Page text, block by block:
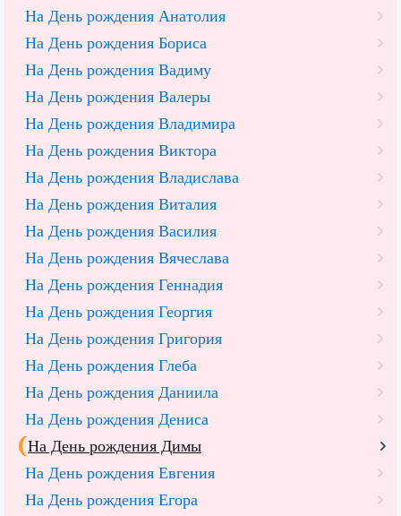
На День рождения Анатолия
На День рождения Бориса
На День рождения Вадиму
На День рождения Валеры
На День рождения Владимира
На День рождения Виктора
На День рождения Владислава
На День рождения Виталия
На День рождения Василия
На День рождения Вячеслава
На День рождения Геннадия
На День рождения Георгия
На День рождения Григория
На День рождения Глеба
На День рождения Даниила
На День рождения Дениса
На День рождения Димы
На День рождения Евгения
На День рождения Егора